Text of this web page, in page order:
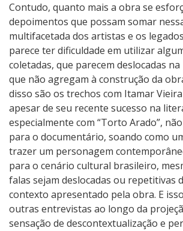
Contudo, quanto mais a obra se
depoimentos que possam somar
multifacetada dos artistas e os
parece ter dificuldade em utilizar
coletadas, que parecem deslocadas
que não agregam à construção da
disso são os trechos com Itamar
apesar de seu recente sucesso na
especialmente com “Torto Arado”,
para o documentário, soando como
trazer um personagem
para o cenário cultural brasileiro,
falas sejam deslocadas ou repetitivas
contexto apresentado pela obra. E
outras entrevistas ao longo da
sensação de descontextualização e